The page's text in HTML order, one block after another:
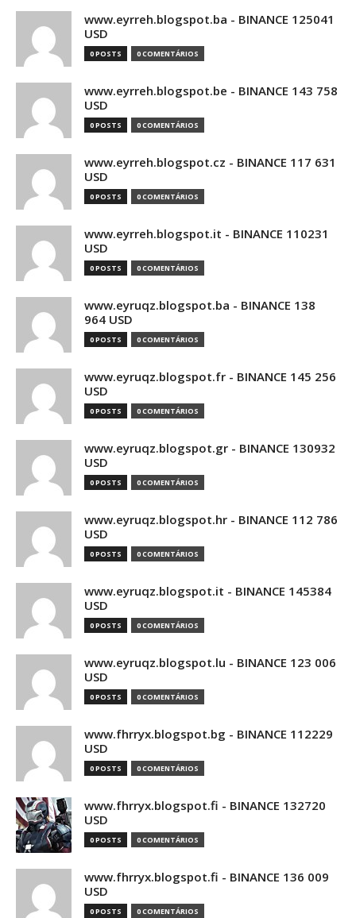
www.eyrreh.blogspot.ba - BINANCE 125041
USD
0 POSTS 0 COMENTÁRIOS
www.eyrreh.blogspot.be - BINANCE 143 758
USD
0 POSTS 0 COMENTÁRIOS
www.eyrreh.blogspot.cz - BINANCE 117 631
USD
0 POSTS 0 COMENTÁRIOS
www.eyrreh.blogspot.it - BINANCE 110231
USD
0 POSTS 0 COMENTÁRIOS
www.eyruqz.blogspot.ba - BINANCE 138
964 USD
0 POSTS 0 COMENTÁRIOS
www.eyruqz.blogspot.fr - BINANCE 145 256
USD
0 POSTS 0 COMENTÁRIOS
www.eyruqz.blogspot.gr - BINANCE 130932
USD
0 POSTS 0 COMENTÁRIOS
www.eyruqz.blogspot.hr - BINANCE 112 786
USD
0 POSTS 0 COMENTÁRIOS
www.eyruqz.blogspot.it - BINANCE 145384
USD
0 POSTS 0 COMENTÁRIOS
www.eyruqz.blogspot.lu - BINANCE 123 006
USD
0 POSTS 0 COMENTÁRIOS
www.fhrryx.blogspot.bg - BINANCE 112229
USD
0 POSTS 0 COMENTÁRIOS
www.fhrryx.blogspot.fi - BINANCE 132720
USD
0 POSTS 0 COMENTÁRIOS
www.fhrryx.blogspot.fi - BINANCE 136 009
USD
0 POSTS 0 COMENTÁRIOS